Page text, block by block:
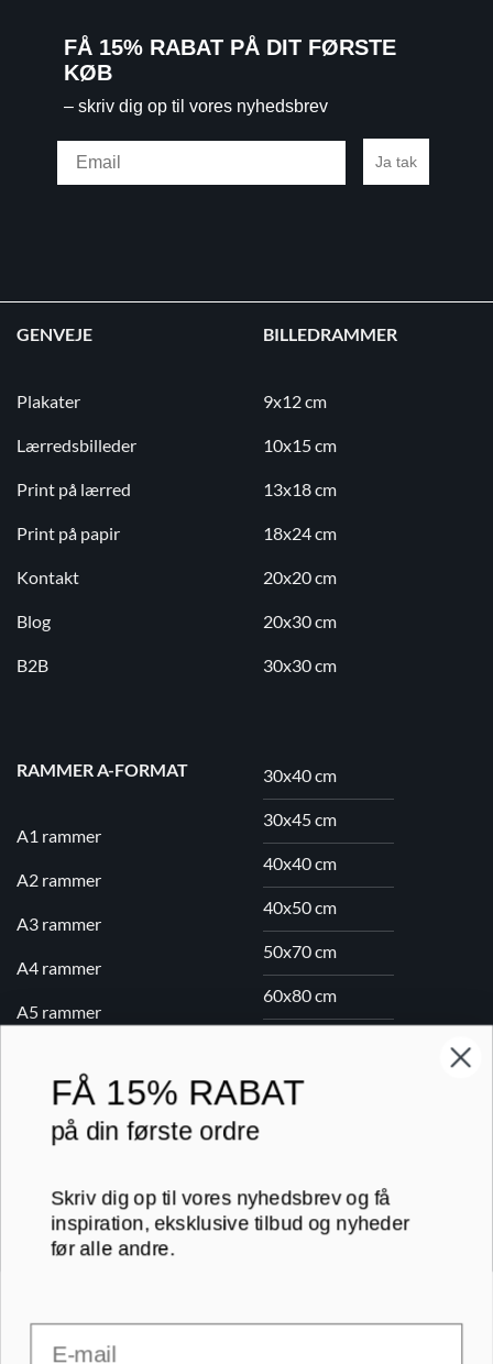
FÅ 15% RABAT PÅ DIT FØRSTE
KØB
– skriv dig op til vores nyhedsbrev
Ja tak
GENVEJE
Plakater
Lærredsbilleder
Print på lærred
Print på papir
Kontakt
Blog
B2B
BILLEDRAMMER
9x12 cm
10x15 cm
13x18 cm
18x24 cm
20x20 cm
20x30 cm
30x30 cm
RAMMER A-FORMAT
A1 rammer
A2 rammer
A3 rammer
A4 rammer
A5 rammer
30x40 cm
30x45 cm
40x40 cm
40x50 cm
50x70 cm
60x80 cm
Printogrammer.dk · Navervej 21 · 8382 Hinnerup · CVR 40736166 ·
(+45) 8844 1630 · kundeservice@printogrammer.dk
© 2026 Printogrammer.dk
FÅ 15% RABAT
på din første ordre
Skriv dig op til vores nyhedsbrev og få
inspiration, eksklusive tilbud og nyheder
før alle andre.